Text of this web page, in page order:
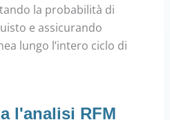
la probabilità di
e assicurando
lungo l’intero ciclo di
l'analisi RFM